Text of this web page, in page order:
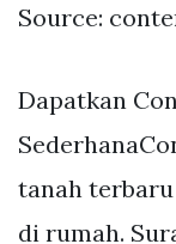
Source:
Dapatkan
tanah
di rumah.